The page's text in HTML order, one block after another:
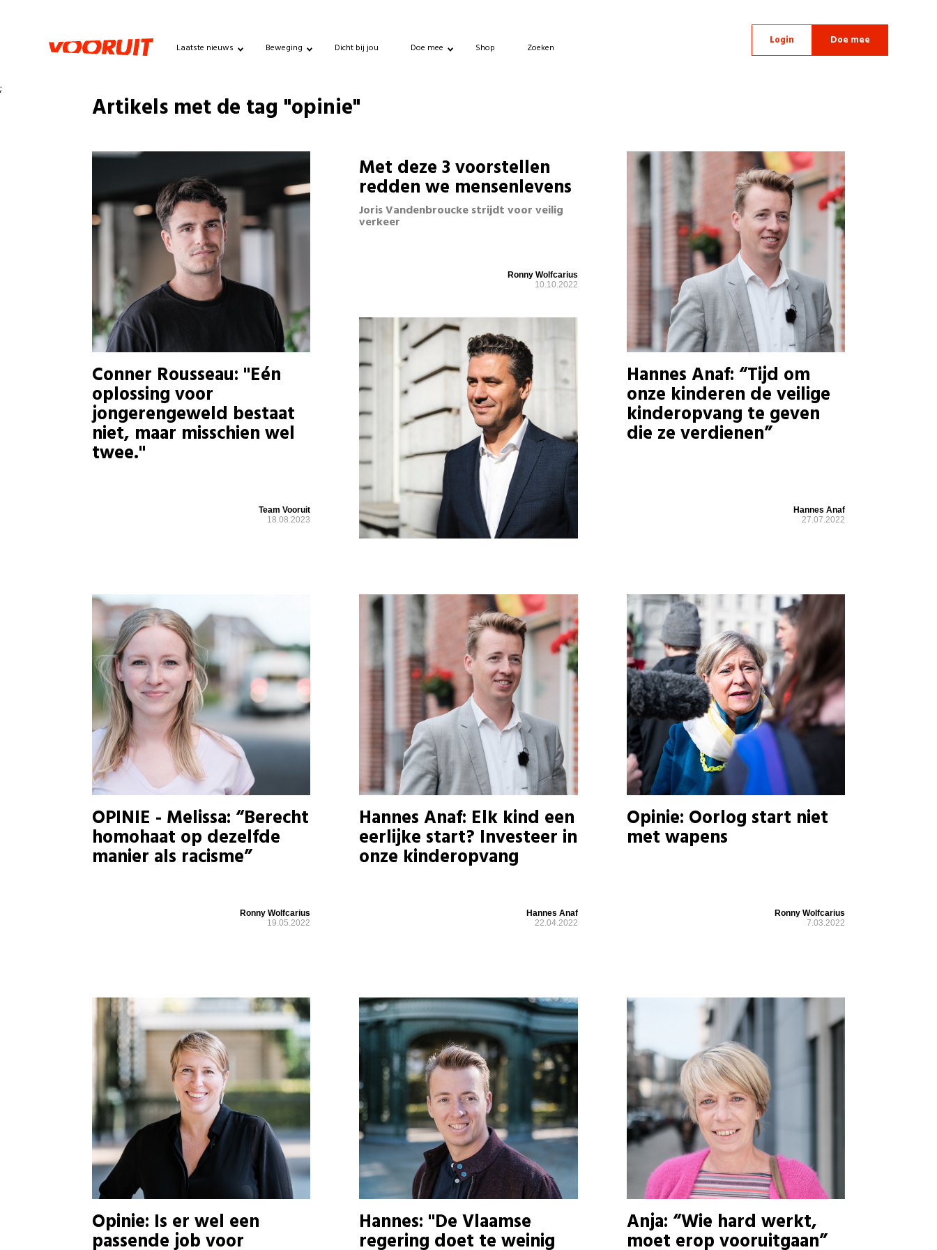
Laatste nieuws Beweging Dicht bij jou Doe mee Shop Zoeken
Login Doe mee
;
Artikels met de tag "opinie"
Conner Rousseau: "Eén
oplossing voor
jongerengeweld bestaat
niet, maar misschien wel
twee."
Team Vooruit
18.08.2023
Met deze 3 voorstellen
redden we mensenlevens
Joris Vandenbroucke strijdt voor veilig
verkeer
Ronny Wolfcarius
10.10.2022
Hannes Anaf: “Tijd om
onze kinderen de veilige
kinderopvang te geven
die ze verdienen”
Hannes Anaf
27.07.2022
OPINIE - Melissa: “Berecht
homohaat op dezelfde
manier als racisme”
Ronny Wolfcarius
19.05.2022
Hannes Anaf: Elk kind een
eerlijke start? Investeer in
onze kinderopvang
Hannes Anaf
22.04.2022
Opinie: Oorlog start niet
met wapens
Ronny Wolfcarius
7.03.2022
Opinie: Is er wel een
passende job voor
Hannes: "De Vlaamse
regering doet te weinig
Anja: “Wie hard werkt,
moet erop vooruitgaan”